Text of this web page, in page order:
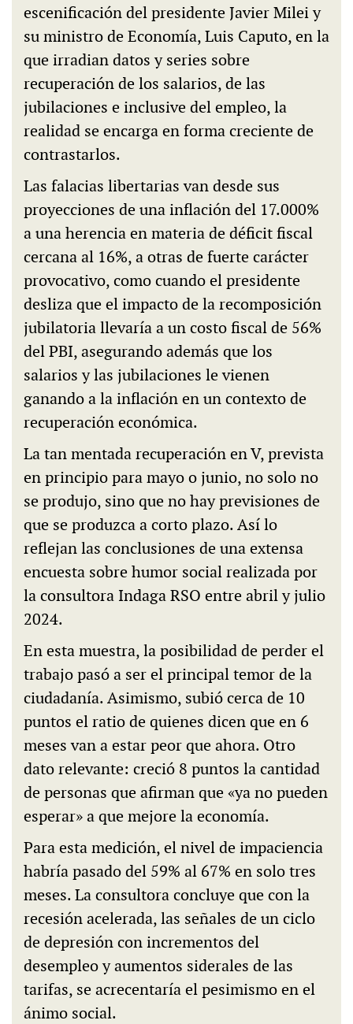
escenificación del presidente Javier Milei y
su ministro de Economía, Luis Caputo, en la
que irradian datos y series sobre
recuperación de los salarios, de las
jubilaciones e inclusive del empleo, la
realidad se encarga en forma creciente de
contrastarlos.
Las falacias libertarias van desde sus
proyecciones de una inflación del 17.000%
a una herencia en materia de déficit fiscal
cercana al 16%, a otras de fuerte carácter
provocativo, como cuando el presidente
desliza que el impacto de la recomposición
jubilatoria llevaría a un costo fiscal de 56%
del PBI, asegurando además que los
salarios y las jubilaciones le vienen
ganando a la inflación en un contexto de
recuperación económica.
La tan mentada recuperación en V, prevista
en principio para mayo o junio, no solo no
se produjo, sino que no hay previsiones de
que se produzca a corto plazo. Así lo
reflejan las conclusiones de una extensa
encuesta sobre humor social realizada por
la consultora Indaga RSO entre abril y julio
2024.
En esta muestra, la posibilidad de perder el
trabajo pasó a ser el principal temor de la
ciudadanía. Asimismo, subió cerca de 10
puntos el ratio de quienes dicen que en 6
meses van a estar peor que ahora. Otro
dato relevante: creció 8 puntos la cantidad
de personas que afirman que «ya no pueden
esperar» a que mejore la economía.
Para esta medición, el nivel de impaciencia
habría pasado del 59% al 67% en solo tres
meses. La consultora concluye que con la
recesión acelerada, las señales de un ciclo
de depresión con incrementos del
desempleo y aumentos siderales de las
tarifas, se acrecentaría el pesimismo en el
ánimo social.